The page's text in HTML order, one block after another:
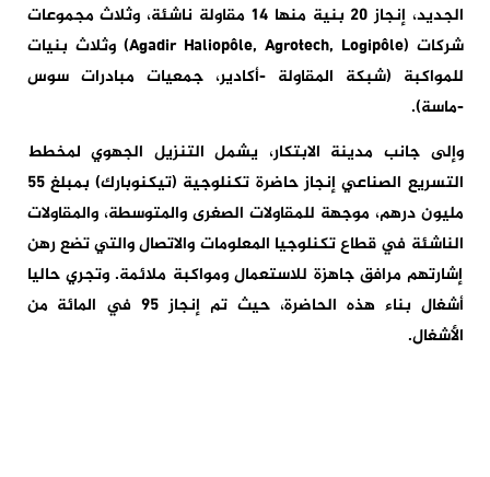
الجديد، إنجاز 20 بنية منها 14 مقاولة ناشئة، وثلاث مجموعات
شركات (Agadir Haliopôle, Agrotech, Logipôle) وثلاث بنيات
للمواكبة (شبكة المقاولة -أكادير، جمعيات مبادرات سوس
-ماسة).
وإلى جانب مدينة الابتكار، يشمل التنزيل الجهوي لمخطط
التسريع الصناعي إنجاز حاضرة تكنلوجية (تيكنوبارك) بمبلغ 55
مليون درهم، موجهة للمقاولات الصغرى والمتوسطة، والمقاولات
الناشئة في قطاع تكنلوجيا المعلومات والاتصال والتي تضع رهن
إشارتهم مرافق جاهزة للاستعمال ومواكبة ملائمة. وتجري حاليا
أشغال بناء هذه الحاضرة، حيث تم إنجاز 95 في المائة من
الأشغال.